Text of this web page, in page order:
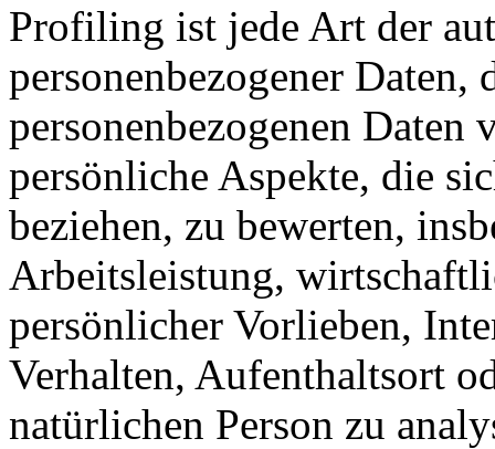
Profiling ist jede Art der
personenbezogener Daten,
personenbezogenen Daten
persönliche Aspekte, die
beziehen, zu bewerten,
Arbeitsleistung,
persönlicher Vorlieben,
Verhalten, Aufenthaltsort
natürlichen Person zu